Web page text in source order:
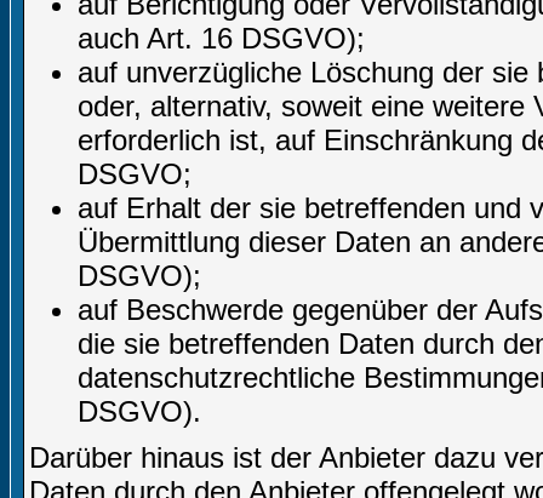
auch Art. 16 DSGVO);
auf unverzügliche Löschung der
oder, alternativ, soweit eine
erforderlich ist, auf Einschränkung
DSGVO;
auf Erhalt der sie betreffenden und
Übermittlung dieser Daten an
DSGVO);
auf Beschwerde gegenüber der
die sie betreffenden Daten durch
datenschutzrechtliche
DSGVO).
Darüber hinaus ist der Anbieter dazu
Daten durch den Anbieter offengelegt